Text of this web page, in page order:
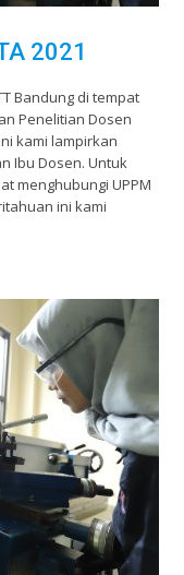
2021
Bandung di tempat
Penelitian Dosen
kami lampirkan
Ibu Dosen. Untuk
menghubungi UPPM
ini kami